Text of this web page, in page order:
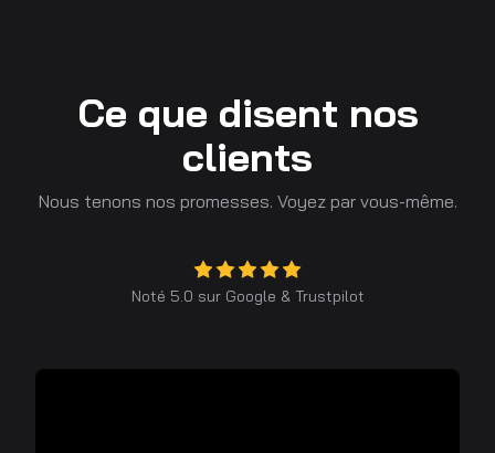
Ce que disent nos
clients
Nous tenons nos promesses. Voyez par vous-même.
Noté 5.0 sur Google & Trustpilot